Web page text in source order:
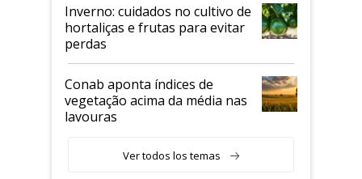
Inverno: cuidados no cultivo de
hortaliças e frutas para evitar
perdas
Conab aponta índices de
vegetação acima da média nas
lavouras
Ver todos los temas